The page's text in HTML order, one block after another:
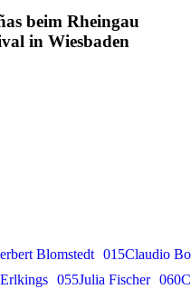
beim Rheingau
in Wiesbaden
Blomstedt 015Claudio
055Julia Fischer